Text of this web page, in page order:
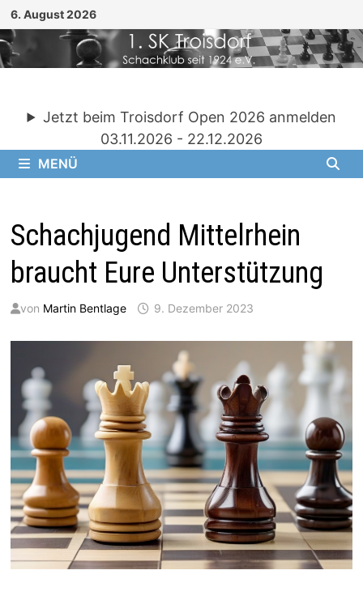
Zum
Inhalt
springen
6. August 2026
Jetzt beim Troisdorf Open 2026 anmelden
03.11.2026 - 22.12.2026
MENÜ
Schachjugend Mittelrhein
braucht Eure Unterstützung
von Martin Bentlage 9. Dezember 2023